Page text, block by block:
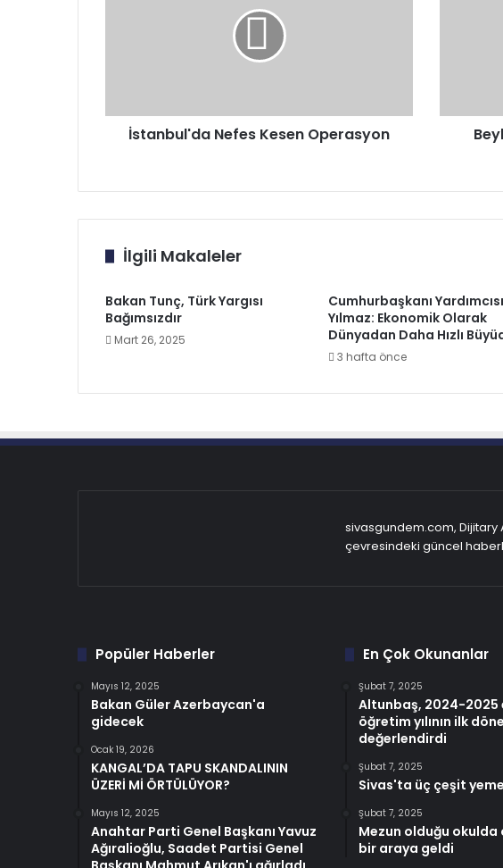
İstanbul'da Nefes Kesen Operasyon
İlgili Makaleler
Bakan Tunç, Türk Yargısı
Bağımsızdır
Mart 26, 2025
Cumhurbaşkanı Yardımcısı
Yılmaz: Ekonomik Olarak
Dünyadan Daha Hızlı
3 hafta önce
sivasgundem.com, Dijitary
çevresindeki güncel
Popüler Haberler
Mayıs 12, 2025
Bakan Güler Azerbaycan'a
gidecek
Ocak 19, 2026
KANGAL’DA TAPU SKANDALININ
ÜZERİ Mİ ÖRTÜLÜYOR?
Mayıs 12, 2025
Anahtar Parti Genel Başkanı Yavuz
Ağıralioğlu, Saadet Partisi Genel
En Çok Okunanlar
Şubat 7, 2025
Altunbaş, 2024-2025
öğretim yılının ilk
değerlendirdi
Şubat 7, 2025
Sivas'ta üç çeşit
Şubat 7, 2025
Mezun olduğu okulda
bir araya geldi